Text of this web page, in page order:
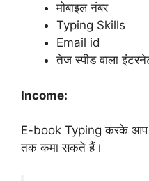
मोबाइल नंबर
Typing Skills
Email id
तेज स्पीड वाला
Income:
E-book Typing करके आप
तक कमा सकते हैं।